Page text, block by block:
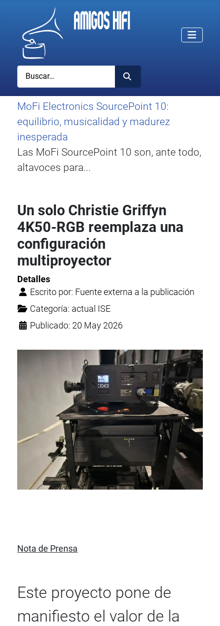
Buscar
MoFi Electronics SourcePoint 10:
equilibrio, musicalidad y madurez
inesperada
Las MoFi SourcePoint 10 son, ante todo,
altavoces para...
Un solo Christie Griffyn
4K50-RGB reemplaza una
configuración
multiproyector
Detalles
Escrito por: Fuente externa a la publicación
Categoría: actual ISE
Publicado: 20 May 2026
Nota de Prensa
Este proyecto pone de
manifiesto el valor de la